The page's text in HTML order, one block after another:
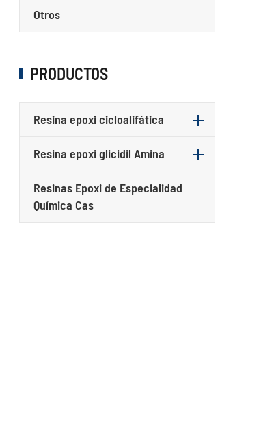
Otros
PRODUCTOS
Resina epoxi cicloalifática
Resina epoxi glicidil Amina
Resinas Epoxi de Especialidad
Química Cas